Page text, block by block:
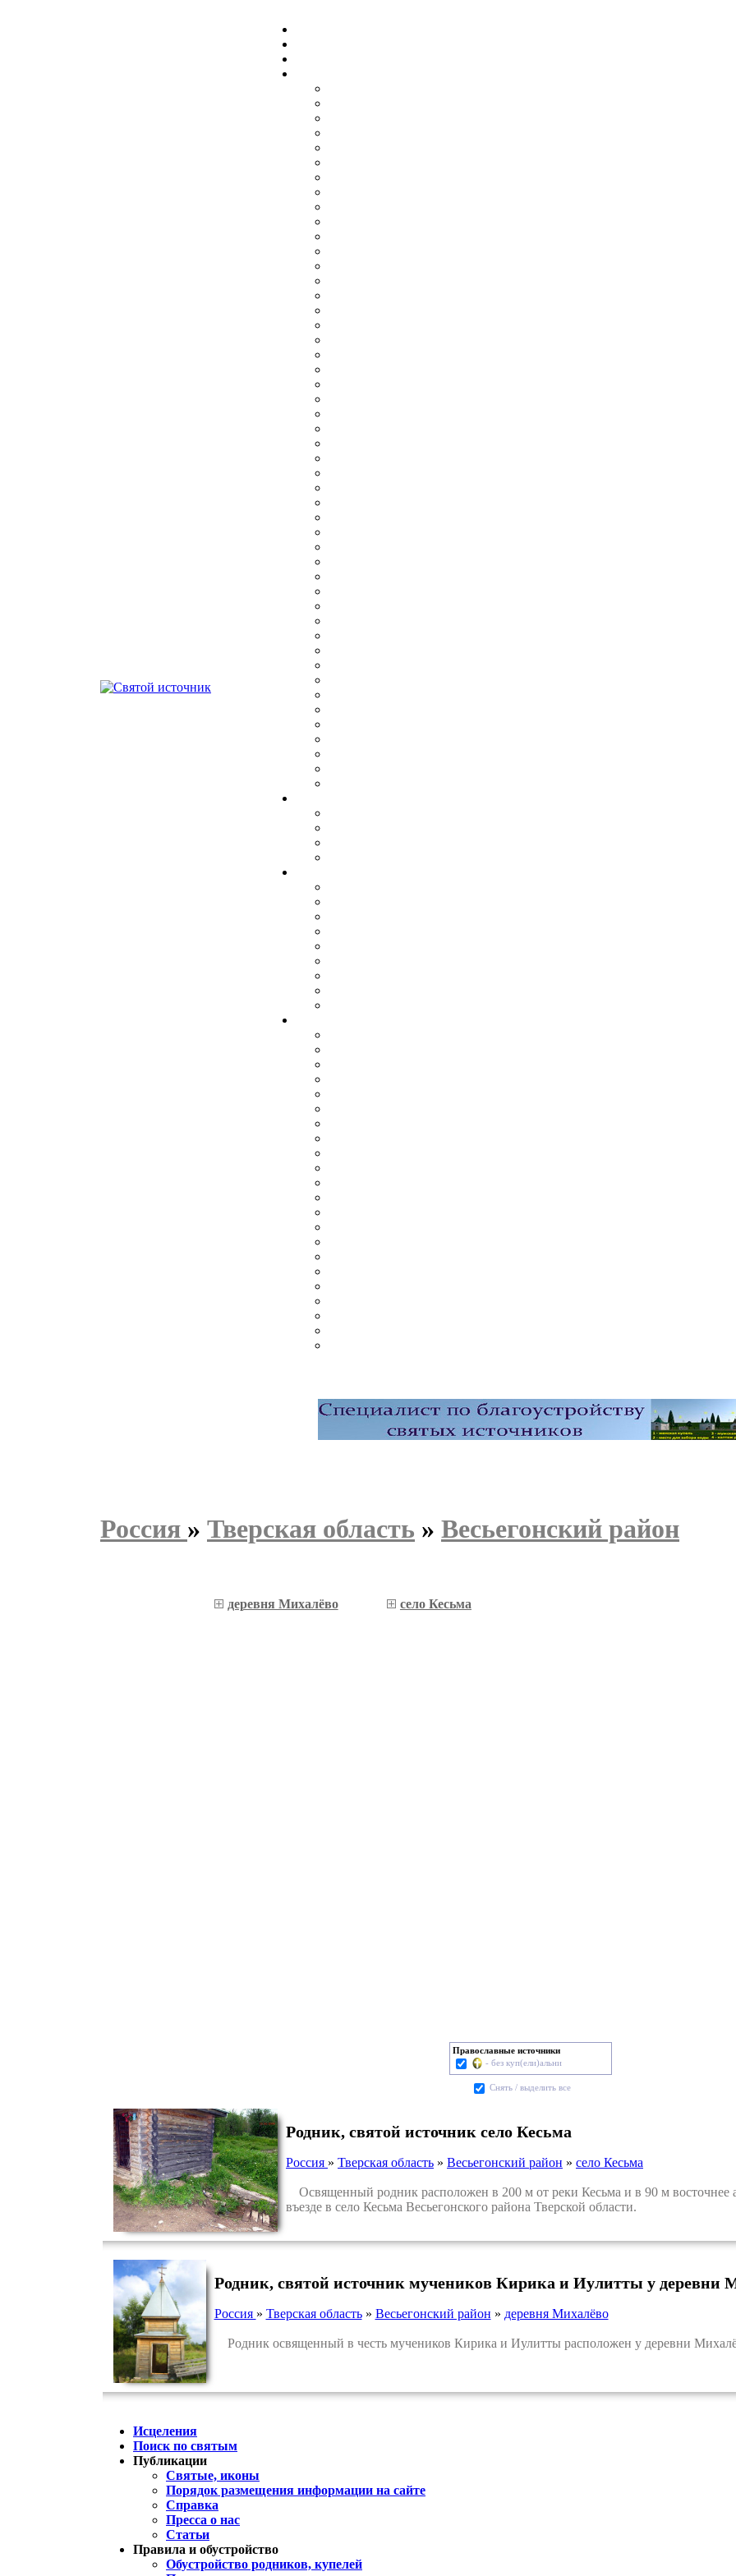
Россия » Тверская область » Весьегонский район
деревня Михалёво село Кесьма
Православные источники
- без куп(ели)альни
Cнять / выделить все
Родник, святой источник село Кесьма
Россия » Тверская область » Весьегонский район » село Кесьма
Освященный родник расположен в 200 м от реки Кесьма и в 90 м восточнее
въезде в село Кесьма Весьегонского района Тверской области.
Родник, святой источник мучеников Кирика и Иулитты у деревни
Россия » Тверская область» Весьегонский район » деревня Михалёво
Родник освященный в честь мучеников Кирика и Иулитты расположен у деревни
Исцеления
Поиск по святым
Публикации
Святые, иконы
Порядок размещения информации на сайте
Справка
Пресса о нас
Статьи
Правила и обустройство
Обустройство родников, купелей